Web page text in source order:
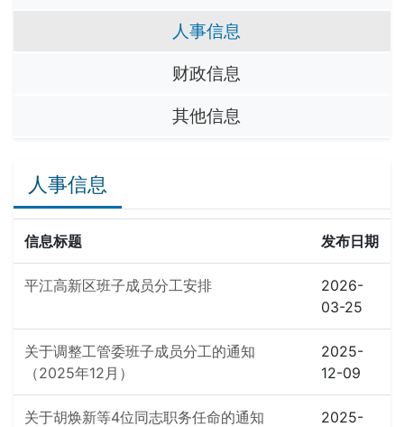
人事信息
财政信息
其他信息
人事信息
信息标题 发布日期
平江高新区班子成员分工安排
2026-
03-25
关于调整工管委班子成员分工的通知
（2025年12月）
2025-
12-09
关于胡焕新等4位同志职务任命的通知
2025-